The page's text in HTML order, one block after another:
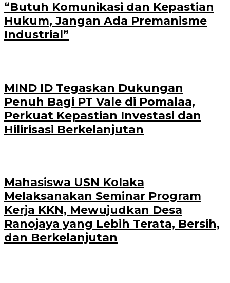
“Butuh Komunikasi dan Kepastian
Hukum, Jangan Ada Premanisme
Industrial”
MIND ID Tegaskan Dukungan
Penuh Bagi PT Vale di Pomalaa,
Perkuat Kepastian Investasi dan
Hilirisasi Berkelanjutan
Mahasiswa USN Kolaka
Melaksanakan Seminar Program
Kerja KKN, Mewujudkan Desa
Ranojaya yang Lebih Terata, Bersih,
dan Berkelanjutan